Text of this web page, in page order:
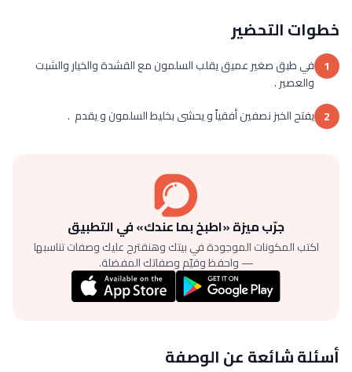
خطوات التحضير
1 في طبق صغير عميق يقلب السلمون مع القشدة والخيار والشبت
والعصير .
2 يفتح الخبز نصفين أفقياً و يحشى بخليط السلمون و يقدم .
جرّب ميزة «اطبخ بما عندك» في التطبيق
اكتب المكونات الموجودة في بيتك وهنقترح عليك وصفات تناسبها
— واحفظ وقيّم وصفاتك المفضلة.
أسئلة شائعة عن الوصفة